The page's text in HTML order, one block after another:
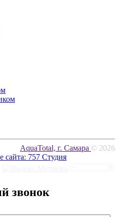
AquaTotal, г. Самара © 2026
сайта: 757 Студия
звонок